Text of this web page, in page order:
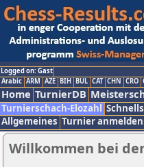
Logged on: Gast
Arabic ARM AZE BIH BUL CAT CHN CRO
Home TurnierDB
Turnierschach-Elozahl
Allgemeines Turnier
Willkommen bei